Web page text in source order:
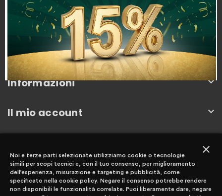
Capitan Ingrosso
Km. 78.000, SS148, Km 78, 04100
04100 Latina, Italia
info@capitaningrosso.it
Informazioni 
Il mio account 
close
Noi e terze parti selezionate utilizziamo cookie o tecnologie
simili per scopi tecnici e, con il tuo consenso, per miglioramento
dell’esperienza, misurazione e targeting e pubblicità, come
specificato nella cookie policy. Negare il consenso potrebbe rendere
non disponibili le funzionalità correlate. Puoi liberamente dare, negare